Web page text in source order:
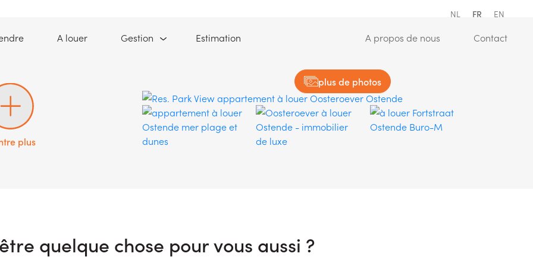
(A vendre)A louer(A louer)Gestion Estimation(Estimation) A propos de nous (A propos de nous)
Contact
NL FR EN
plus de photos
plus
quelque chose pour vous aussi ?